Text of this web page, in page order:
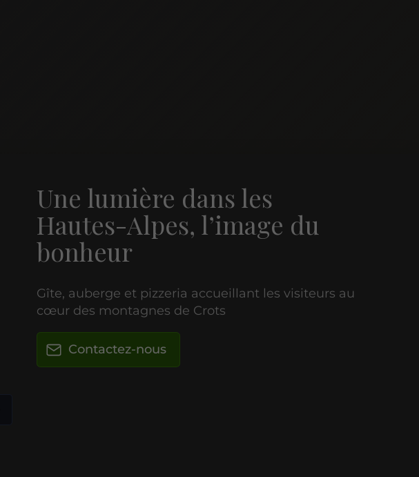
Une lumière dans les
Hautes-Alpes, l’image du
bonheur
Gîte, auberge et pizzeria accueillant les visiteurs au
cœur des montagnes de Crots
Contactez-nous